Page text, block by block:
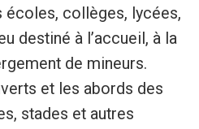
collèges, lycées,
destiné à l’accueil, à la
de mineurs.
et les abords des
stades et autres